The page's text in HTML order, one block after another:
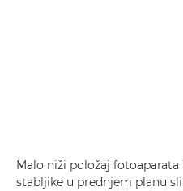
Malo niži položaj
stabljike u prednjem planu